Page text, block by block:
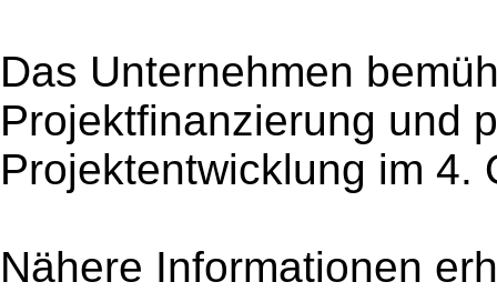
Das Unternehmen
Projektfinanzierung und
Projektentwicklung im 4.
Nähere Informationen